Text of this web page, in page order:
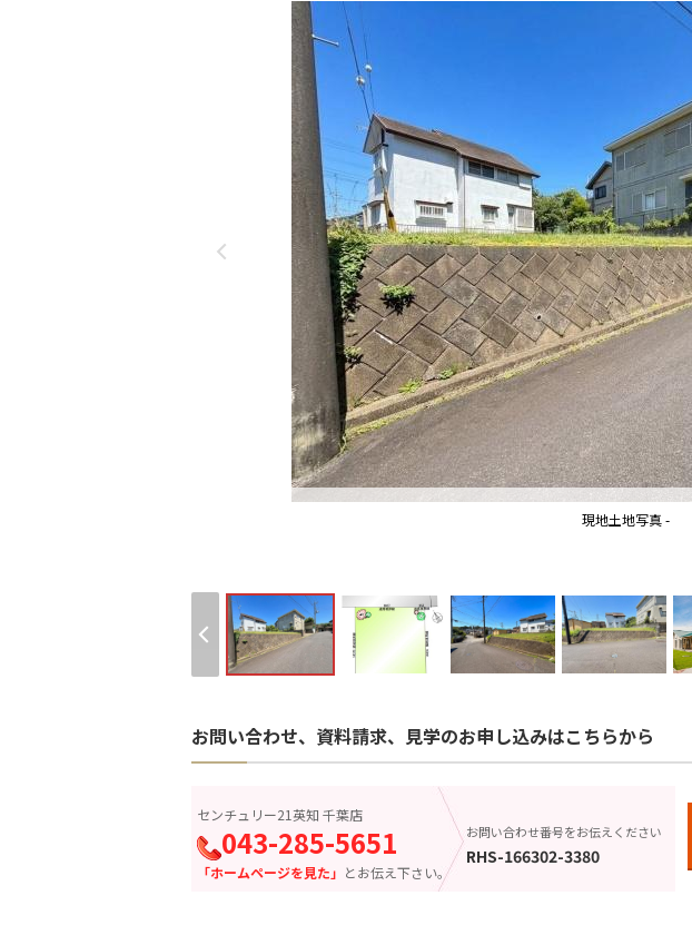
現地土地写真 -
お問い合わせ、資料請求、見学のお申し込みはこちらから
センチュリー21英知 千葉店
043-285-5651
「ホームページを見た」 とお伝え下さい。
お問い合わせ番号をお伝えください
RHS-166302-3380